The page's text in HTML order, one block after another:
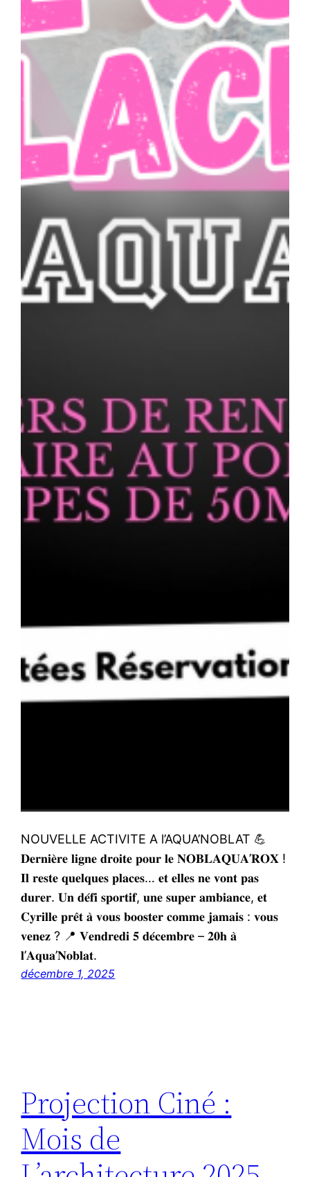
NOUVELLE ACTIVITE A l’AQUA’NOBLAT 💪
𝐃𝐞𝐫𝐧𝐢𝐞̀𝐫𝐞 𝐥𝐢𝐠𝐧𝐞 𝐝𝐫𝐨𝐢𝐭𝐞 𝐩𝐨𝐮𝐫 𝐥𝐞 𝐍𝐎𝐁𝐋𝐀𝐐𝐔𝐀’𝐑𝐎𝐗 !
𝐈𝐥 𝐫𝐞𝐬𝐭𝐞 𝐪𝐮𝐞𝐥𝐪𝐮𝐞𝐬 𝐩𝐥𝐚𝐜𝐞𝐬… 𝐞𝐭 𝐞𝐥𝐥𝐞𝐬 𝐧𝐞 𝐯𝐨𝐧𝐭 𝐩𝐚𝐬
𝐝𝐮𝐫𝐞𝐫. 𝐔𝐧 𝐝𝐞́𝐟𝐢 𝐬𝐩𝐨𝐫𝐭𝐢𝐟, 𝐮𝐧𝐞 𝐬𝐮𝐩𝐞𝐫 𝐚𝐦𝐛𝐢𝐚𝐧𝐜𝐞, 𝐞𝐭
𝐂𝐲𝐫𝐢𝐥𝐥𝐞 𝐩𝐫𝐞̂𝐭 𝐚̀ 𝐯𝐨𝐮𝐬 𝐛𝐨𝐨𝐬𝐭𝐞𝐫 𝐜𝐨𝐦𝐦𝐞 𝐣𝐚𝐦𝐚𝐢𝐬 : 𝐯𝐨𝐮𝐬
𝐯𝐞𝐧𝐞𝐳 ? 📍 𝐕𝐞𝐧𝐝𝐫𝐞𝐝𝐢 𝟓 𝐝𝐞́𝐜𝐞𝐦𝐛𝐫𝐞 – 𝟐𝟎𝐡 𝐚̀
𝐥’𝐀𝐪𝐮𝐚’𝐍𝐨𝐛𝐥𝐚𝐭.
décembre 1, 2025
Projection Ciné :
Mois de